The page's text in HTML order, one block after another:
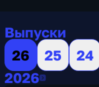
Выпуски
26
25 24
20262026